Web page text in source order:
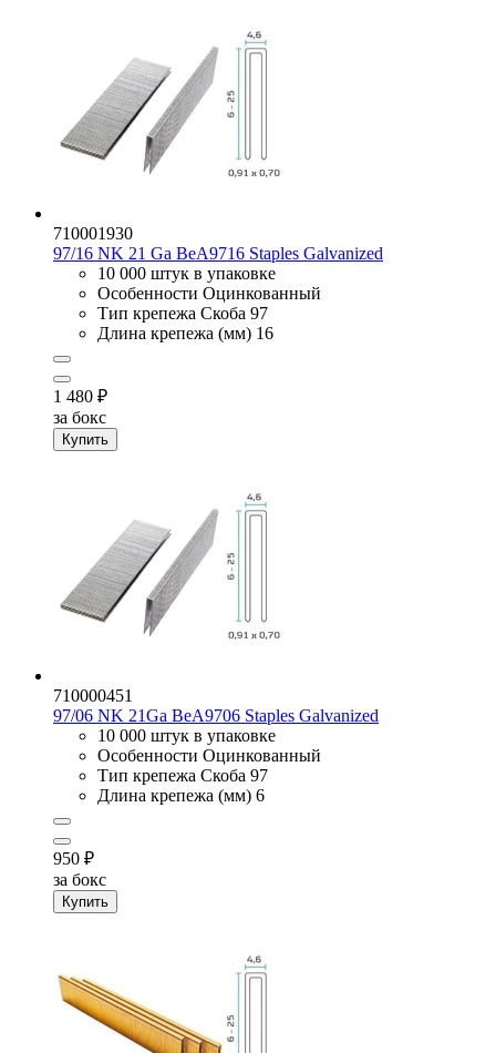
710001930
97/16 NK 21 Ga BeA9716 Staples Galvanized
10 000 штук в упаковке
Особенности Оцинкованный
Тип крепежа Скоба 97
Длина крепежа (мм) 16
1 480 ₽
за бокс
Купить
710000451
97/06 NK 21Ga BeA9706 Staples Galvanized
10 000 штук в упаковке
Особенности Оцинкованный
Тип крепежа Скоба 97
Длина крепежа (мм) 6
950 ₽
за бокс
Купить